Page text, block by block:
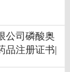
公司磷酸奥
品注册证书|